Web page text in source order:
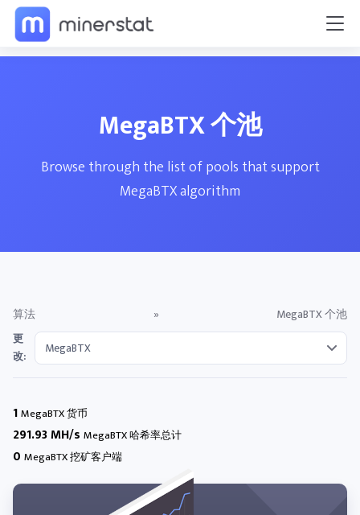
MegaBTX 个池
Browse through the list of pools that support
MegaBTX algorithm
算法 » MegaBTX 个池
更
改:
1MegaBTX 货币
291.93 MH/s MegaBTX 哈希率总计
0 MegaBTX 挖矿客户端